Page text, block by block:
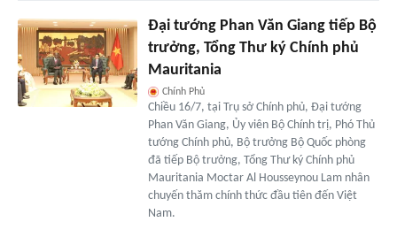
Đại tướng Phan Văn Giang tiếp Bộ
trưởng, Tổng Thư ký Chính phủ
Mauritania
Chính Phủ
Chiều 16/7, tại Trụ sở Chính phủ, Đại tướng
Phan Văn Giang, Ủy viên Bộ Chính trị, Phó Thủ
tướng Chính phủ, Bộ trưởng Bộ Quốc phòng
đã tiếp Bộ trưởng, Tổng Thư ký Chính phủ
Mauritania Moctar Al Housseynou Lam nhân
chuyến thăm chính thức đầu tiên đến Việt
Nam.